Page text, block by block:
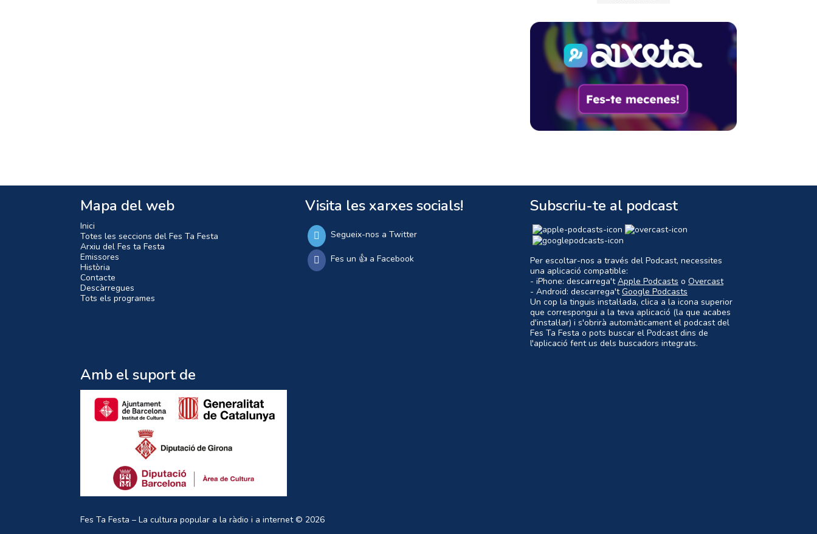
Mapa del web
Inici
Totes les seccions del Fes Ta Festa
Arxiu del Fes ta Festa
Emissores
Història
Contacte
Descàrregues
Tots els programes
Visita les xarxes socials!
Segueix-nos a Twitter
Fes un 👍 a Facebook
Subscriu-te al podcast
Per escoltar-nos a través del Podcast, necessites
una aplicació compatible:
- iPhone: descarrega'tApple Podcasts o Overcast
- Android: descarrega'tGoogle Podcasts
Un cop la tinguis instal·lada, clica a la icona superior
que correspongui a la teva aplicació (la que acabes
d'instal·lar) i s'obrirà automàticament el podcast del
Fes Ta Festa o pots buscar el Podcast dins de
l'aplicació fent us dels buscadors integrats.
Amb el suport de
Fes Ta Festa – La cultura popular a la ràdio i a internet© 2026